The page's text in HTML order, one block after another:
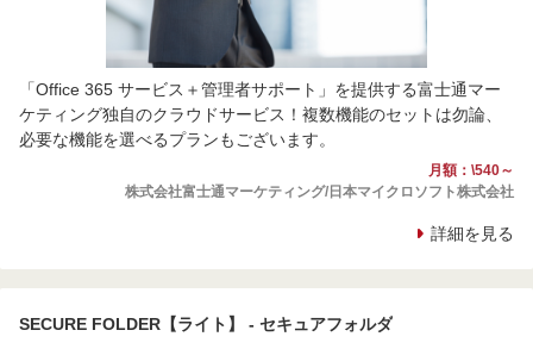
「Office 365 サービス＋管理者サポート」を提供する富士通マー
ケティング独自のクラウドサービス！複数機能のセットは勿論、
必要な機能を選べるプランもございます。
月額：\540～
株式会社富士通マーケティング/日本マイクロソフト株式会社
詳細を見る
SECURE FOLDER【ライト】 - セキュアフォルダ